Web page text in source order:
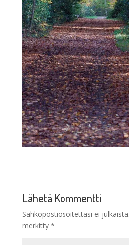
Lähetä Kommentti
Sähköpostiosoitettasi ei julkaista.
merkitty *